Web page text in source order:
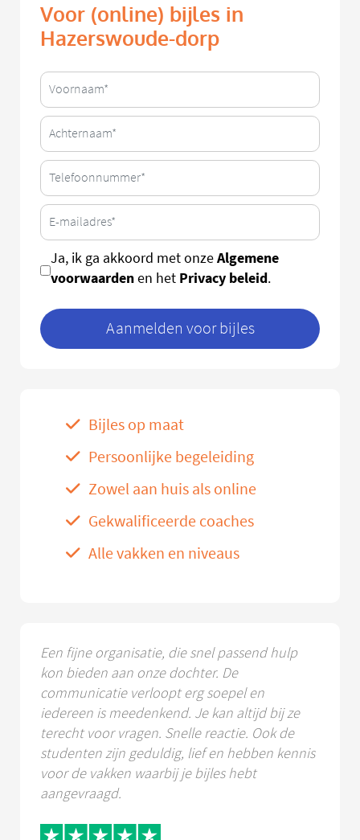
Voor (online) bijles in
Hazerswoude-dorp
Ja, ik ga akkoord met onzeAlgemene
voorwaardenen het Privacy beleid.
Aanmelden voor bijles
Bijles op maat
Persoonlijke begeleiding
Zowel aan huis als online
Gekwalificeerde coaches
Alle vakken en niveaus
Een fijne organisatie, die snel passend hulp
kon bieden aan onze dochter. De
communicatie verloopt erg soepel en
iedereen is meedenkend. Je kan altijd bij ze
terecht voor vragen. Snelle reactie. Ook de
studenten zijn geduldig, lief en hebben kennis
voor de vakken waarbij je bijles hebt
aangevraagd.